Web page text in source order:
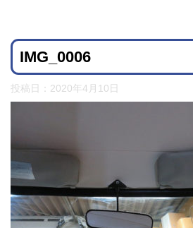
IMG_0006
投稿日： 2020年4月10日